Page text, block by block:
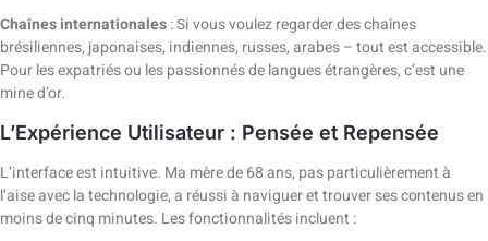
Chaînes internationales: Si vous voulez regarder des chaînes
brésiliennes, japonaises, indiennes, russes, arabes – tout est accessible.
Pour les expatriés ou les passionnés de langues étrangères, c’est une
mine d’or.
L’Expérience Utilisateur : Pensée et Repensée
L’interface est intuitive. Ma mère de 68 ans, pas particulièrement à
l’aise avec la technologie, a réussi à naviguer et trouver ses contenus en
moins de cinq minutes. Les fonctionnalités incluent :